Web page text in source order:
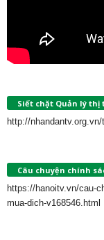
Siết chặt Quản lý
http://
Câu chuyện chính
https://hanoitv.vn/cau-
mua-dich-v168546.html